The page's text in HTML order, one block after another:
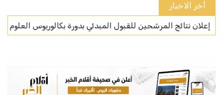
أخر الاخبار
المرشحين للقبول المبدئي بدورة بكالوريوس العلوم الأمنية لحاملي شهادة الثانوية العامة رقم (70) لحملة